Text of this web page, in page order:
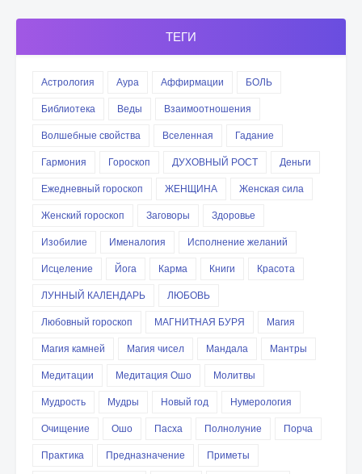
ТЕГИ
Астрология Аура Аффирмации
БОЛЬ
Библиотека
Веды
Взаимоотношения
Волшебные свойства
Вселенная
Гадание
Гармония
Гороскоп ДУХОВНЫЙ РОСТ
Деньги
Ежедневный гороскоп
ЖЕНЩИНА
Женская сила
Женский гороскоп
Заговоры
Здоровье
Изобилие
Именалогия
Исполнение желаний
Исцеление
Йога Карма Книги
Красота
ЛУННЫЙ КАЛЕНДАРЬ
ЛЮБОВЬ
Любовный гороскоп
МАГНИТНАЯ БУРЯ
Магия
Магия камней
Магия чисел Мандала
Мантры
Медитации
Медитация Ошо
Молитвы
Мудрость
Мудры Новый год
Нумерология
Очищение
Ошо Пасха Полнолуние
Порча
Практика
Предназначение
Приметы